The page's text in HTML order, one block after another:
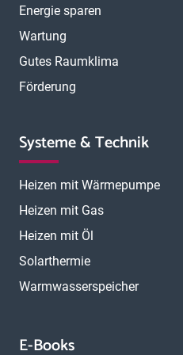
Energie sparen
Wartung
Gutes Raumklima
Förderung
Systeme & Technik
Heizen mit Wärmepumpe
Heizen mit Gas
Heizen mit Öl
Solarthermie
Warmwasserspeicher
E-Books